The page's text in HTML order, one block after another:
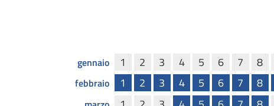
gennaio 1 2 3 4 5 6 7 8
febbraio 1 2 3 4 5 6 7 8